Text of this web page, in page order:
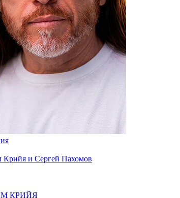
Крийя и Сергей Пахомов
КРИЙЯ